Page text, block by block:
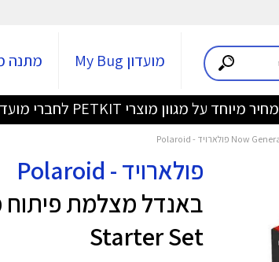
מועדון My Bug מתנה
מחיר מיוחד על מגוון מוצרי PETKIT לחברי מועדון >>
פולארויד - Polaroid
Starter Set